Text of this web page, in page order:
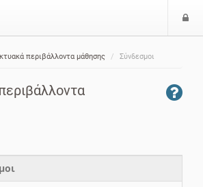
περιβάλλοντα μάθησης Σύνδεσμοι